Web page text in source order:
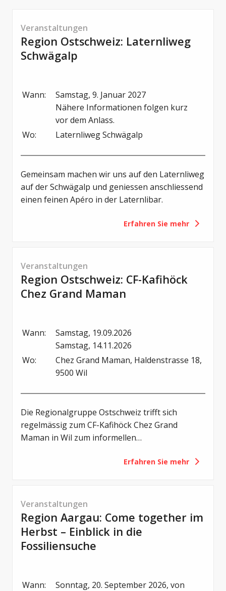
Veranstaltungen
Region Ostschweiz: Laternliweg
Schwägalp
Wann:
Samstag, 9. Januar 2027
Nähere Informationen folgen kurz
vor dem Anlass.
Wo:
Laternliweg Schwägalp
Gemeinsam machen wir uns auf den Laternliweg
auf der Schwägalp und geniessen anschliessend
einen feinen Apéro in der Laternlibar.
Erfahren Sie mehr
Veranstaltungen
Region Ostschweiz: CF-Kafihöck
Chez Grand Maman
Wann:
Samstag, 19.09.2026
Samstag, 14.11.2026
Wo:
Chez Grand Maman, Haldenstrasse 18,
9500 Wil
Die Regionalgruppe Ostschweiz trifft sich
regelmässig zum CF-Kafihöck Chez Grand
Maman in Wil zum informellen
zu einem gemütlichen Frühstück.Erfahren Sie mehr
Veranstaltungen
Region Aargau: Come together im
Herbst – Einblick in die
Fossiliensuche
Wann:
Sonntag, 20. September 2026, von